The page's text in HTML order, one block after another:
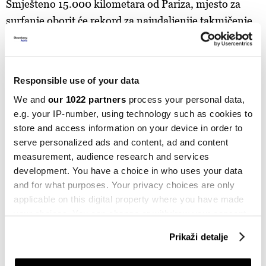
Responsible use of your data
We and our 1022 partners process your personal data,
e.g. your IP-number, using technology such as cookies to
store and access information on your device in order to
serve personalized ads and content, ad and content
measurement, audience research and services
development. You have a choice in who uses your data
and for what purposes. Your privacy choices are only
applicable on this digital property where you have made
your choices. You can change or withdraw your consent
Prikaži detalje
Smješteno 15.000 kilometara od Pariza, mjesto za
surfanje oborit će rekord za najudaljenije takmičenje
za medalju koje se održava izvan grada domaćina
Olimpijskih igara.
No, takmičari će rado preletjeti pola svijeta kako bi
lovili valove na jednoj od najspektakularnijih lokacija
za surfanje na planeti.
Poznate ličnosti i ceremonija otvaranja
Ceremonija otvaranja Olimpijskih igara neće se
održati kao inače, na stadionu, već na 160 brodova
kojima će sportisti ploviti rijekom Senom kroz Pariz.
Celine Dion i Lady Gaga nastupit će na otvorenju